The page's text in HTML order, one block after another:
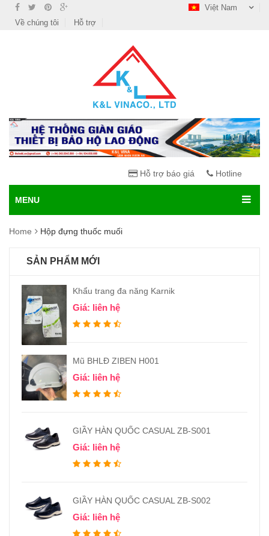
Việt Nam
Về chúng tôi
Hỗ trợ
Hỗ trợ báo giá Hotline
MENU
Home Hộp đựng thuốc muối
SẢN PHẨM MỚI
Khẩu trang đa năng Karnik
Giá: liên hệ
Mũ BHLĐ ZIBEN H001
Giá: liên hệ
GIẦY HÀN QUỐC CASUAL ZB-S001
Giá: liên hệ
GIẦY HÀN QUỐC CASUAL ZB-S002
Giá: liên hệ